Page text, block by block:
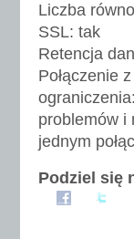
Liczba
SSL: tak
Retencja
Połączenie
problemów i
jednym
Podziel się